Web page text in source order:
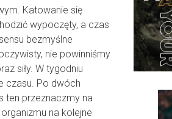
Katowanie się
wypoczęty, a czas
bezmyślne
nie powinniśmy
siły. W tygodniu
czasu. Po dwóch
ten przeznaczmy na
na kolejne